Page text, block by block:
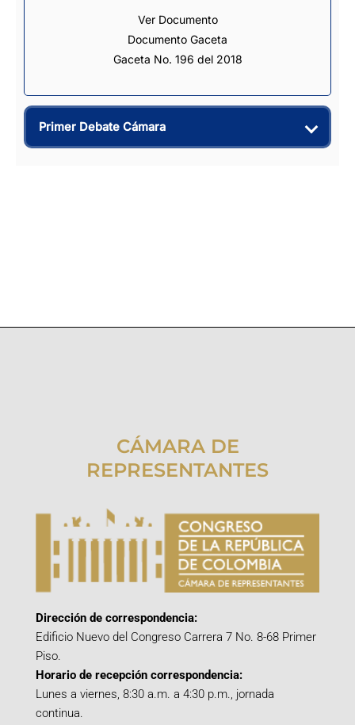
Ver Documento
Documento Gaceta
Gaceta No. 196 del 2018
Primer Debate Cámara
CÁMARA DE
REPRESENTANTES
Dirección de correspondencia:
Edificio Nuevo del Congreso Carrera 7 No. 8-68 Primer
Piso.
Horario de recepción correspondencia:
Lunes a viernes, 8:30 a.m. a 4:30 p.m., jornada
continua.